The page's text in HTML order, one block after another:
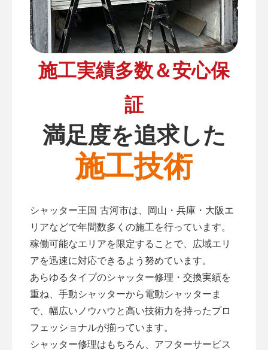
施工実績多数＆安心保
証
満足度を追求した
施工技術
シャッター王国 古河市は、岡山・兵庫・大阪エ
リアなどで年間数多くの施工を行っています。
稼働可能なエリアを限定することで、広域エリ
アを迅速に対応できるよう努めています。
あらゆるタイプのシャッター修理・交換実績を
重ね、手動シャッターから電動シャッターま
で、幅広いノウハウと高い技術力を持ったプロ
フェッショナルが揃っています。
シャッター修理はもちろん、アフターサービス